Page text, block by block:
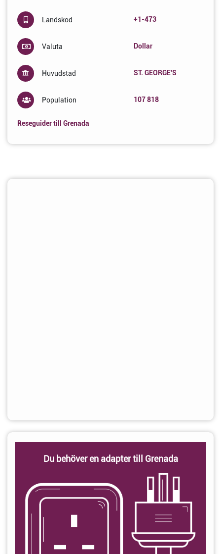
Landskod +1-473
Valuta Dollar
Huvudstad ST. GEORGE'S
Population 107 818
Reseguider till Grenada
Du behöver en adapter till Grenada